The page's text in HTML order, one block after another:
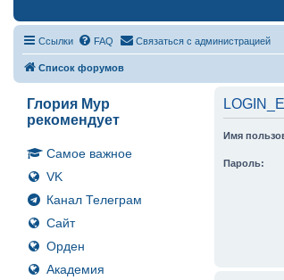
Ссылки FAQ Связаться с администрацией
Список форумов
Глория Мур
рекомендует
Самое важное
VK
Канал Телеграм
Сайт
Орден
Академия
Имя
Пароль: